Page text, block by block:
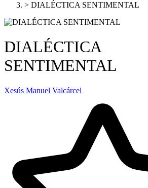
> DIALÉCTICA SENTIMENTAL
DIALÉCTICA
SENTIMENTAL
Xesús Manuel Valcárcel